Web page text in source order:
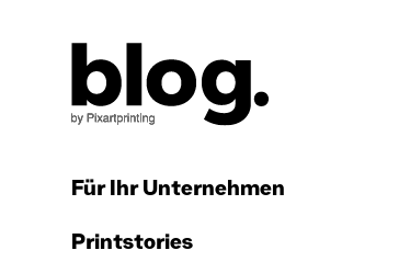
Für Ihr Unternehmen
Printstories